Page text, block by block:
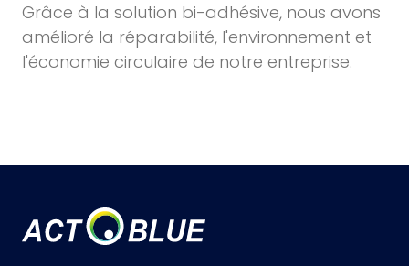
Grâce à la solution bi-adhésive, nous avons
amélioré la réparabilité, l'environnement et
l'économie circulaire de notre entreprise.